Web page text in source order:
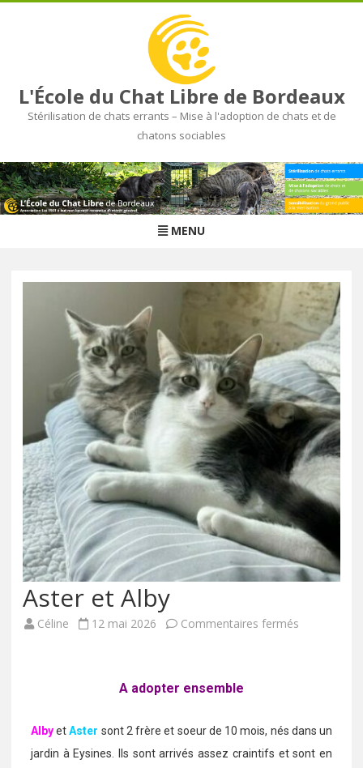
L'École du Chat Libre de Bordeaux
Stérilisation de chats errants – Mise à l'adoption de chats et de
chatons sociables
Skip
to
content
MENU
Aster et Alby
Céline 12 mai 2026 Commentaires fermés
A adopter ensemble
AlbyetAster sont 2 frère et soeur de 10 mois, nés dans un
jardin à Eysines. Ils sont arrivés assez craintifs et sont en